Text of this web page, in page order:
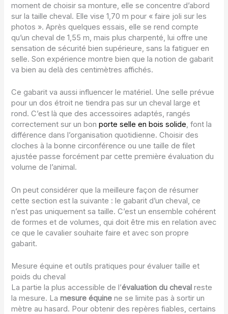
moment de choisir sa monture, elle se concentre d’abord
sur la taille cheval. Elle vise 1,70 m pour « faire joli sur les
photos ». Après quelques essais, elle se rend compte
qu’un cheval de 1,55 m, mais plus charpenté, lui offre une
sensation de sécurité bien supérieure, sans la fatiguer en
selle. Son expérience montre bien que la notion de gabarit
va bien au delà des centimètres affichés.
Ce gabarit va aussi influencer le matériel. Une selle prévue
pour un dos étroit ne tiendra pas sur un cheval large et
rond. C’est là que des accessoires adaptés, rangés
correctement sur un bonporte selle en bois solide, font la
différence dans l’organisation quotidienne. Choisir des
cloches à la bonne circonférence ou une taille de filet
ajustée passe forcément par cette première évaluation du
volume de l’animal.
On peut considérer que la meilleure façon de résumer
cette section est la suivante : le gabarit d’un cheval, ce
n’est pas uniquement sa taille. C’est un ensemble cohérent
de formes et de volumes, qui doit être mis en relation avec
ce que le cavalier souhaite faire et avec son propre
gabarit.
Mesure équine et outils pratiques pour évaluer taille et
poids du cheval
La partie la plus accessible de l’évaluation du cheval reste
la mesure. Lamesure équine ne se limite pas à sortir un
mètre au hasard. Pour obtenir des repères fiables, certains